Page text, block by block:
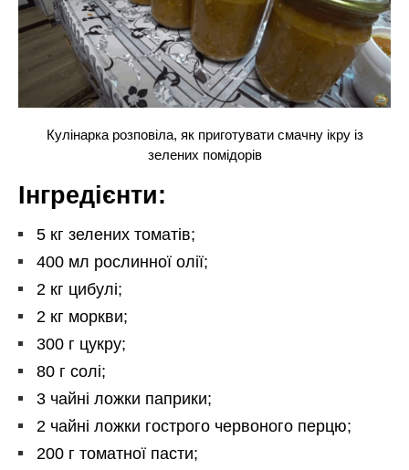
Кулінарка розповіла, як приготувати смачну ікру із
зелених помідорів
Інгредієнти:
5 кг зелених томатів;
400 мл рослинної олії;
2 кг цибулі;
2 кг моркви;
300 г цукру;
80 г солі;
3 чайні ложки паприки;
2 чайні ложки гострого червоного перцю;
200 г томатної пасти;